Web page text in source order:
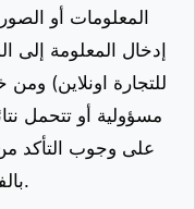
المعلومات أو
إدخال المعلومة إلى
للتجارة اونلاين)
مسؤولية أو تتحمل
على وجوب التأكد
بالفحص قبل الشراء.